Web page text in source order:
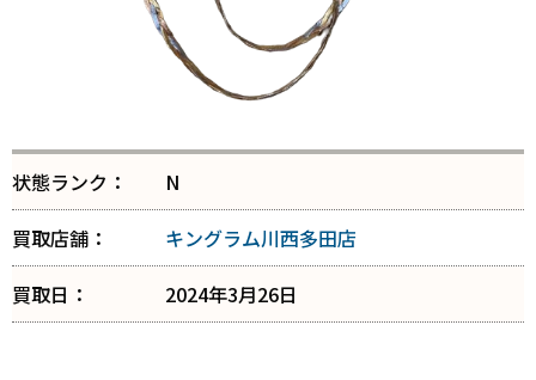
状態ランク：
N
買取店舗：
キングラム川西多田店
買取日：
2024年3月26日